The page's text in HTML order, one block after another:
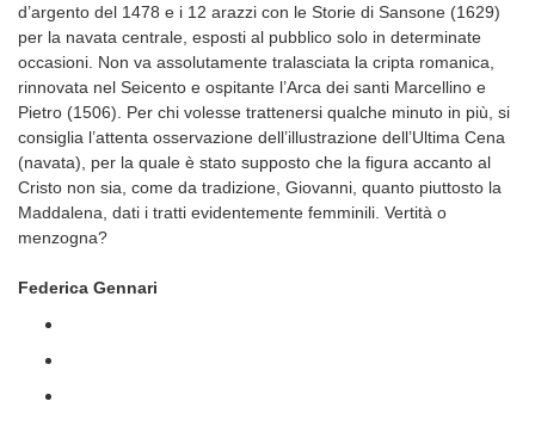
d’argento del 1478 e i 12 arazzi con le Storie di Sansone (1629)
per la navata centrale, esposti al pubblico solo in determinate
occasioni. Non va assolutamente tralasciata la cripta romanica,
rinnovata nel Seicento e ospitante l’Arca dei santi Marcellino e
Pietro (1506). Per chi volesse trattenersi qualche minuto in più, si
consiglia l’attenta osservazione dell’illustrazione dell’Ultima Cena
(navata), per la quale è stato supposto che la figura accanto al
Cristo non sia, come da tradizione, Giovanni, quanto piuttosto la
Maddalena, dati i tratti evidentemente femminili. Vertità o
menzogna?
Federica Gennari